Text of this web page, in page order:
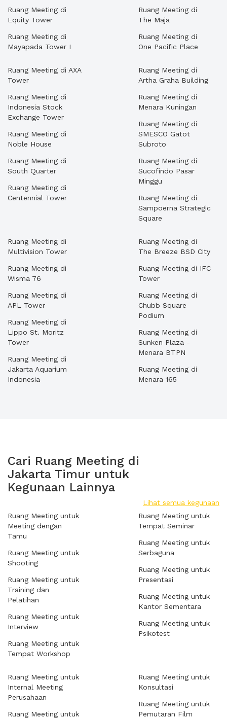
Ruang Meeting di
Equity Tower
Ruang Meeting di
Mayapada Tower I
Ruang Meeting di
The Maja
Ruang Meeting di
One Pacific Place
Ruang Meeting di AXA
Tower
Ruang Meeting di
Indonesia Stock
Exchange Tower
Ruang Meeting di
Noble House
Ruang Meeting di
South Quarter
Ruang Meeting di
Centennial Tower
Ruang Meeting di
Artha Graha Building
Ruang Meeting di
Menara Kuningan
Ruang Meeting di
SMESCO Gatot
Subroto
Ruang Meeting di
Sucofindo Pasar
Minggu
Ruang Meeting di
Sampoerna Strategic
Square
Ruang Meeting di
Multivision Tower
Ruang Meeting di
Wisma 76
Ruang Meeting di
APL Tower
Ruang Meeting di
Lippo St. Moritz
Tower
Ruang Meeting di
Jakarta Aquarium
Indonesia
Ruang Meeting di
The Breeze BSD City
Ruang Meeting di IFC
Tower
Ruang Meeting di
Chubb Square
Podium
Ruang Meeting di
Sunken Plaza -
Menara BTPN
Ruang Meeting di
Menara 165
Cari Ruang Meeting di
Jakarta Timur untuk
Kegunaan Lainnya
Lihat semua kegunaan
Ruang Meeting untuk
Meeting dengan
Tamu
Ruang Meeting untuk
Shooting
Ruang Meeting untuk
Training dan
Pelatihan
Ruang Meeting untuk
Interview
Ruang Meeting untuk
Tempat Workshop
Ruang Meeting untuk
Tempat Seminar
Ruang Meeting untuk
Serbaguna
Ruang Meeting untuk
Presentasi
Ruang Meeting untuk
Kantor Sementara
Ruang Meeting untuk
Psikotest
Ruang Meeting untuk
Internal Meeting
Perusahaan
Ruang Meeting untuk
Ruang Meeting untuk
Konsultasi
Ruang Meeting untuk
Pemutaran Film